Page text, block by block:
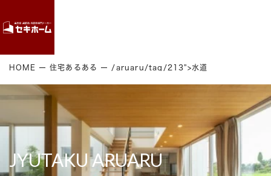
HOME 住宅あるある /aruaru/tag/213">水道
JYUTAKU ARUARU